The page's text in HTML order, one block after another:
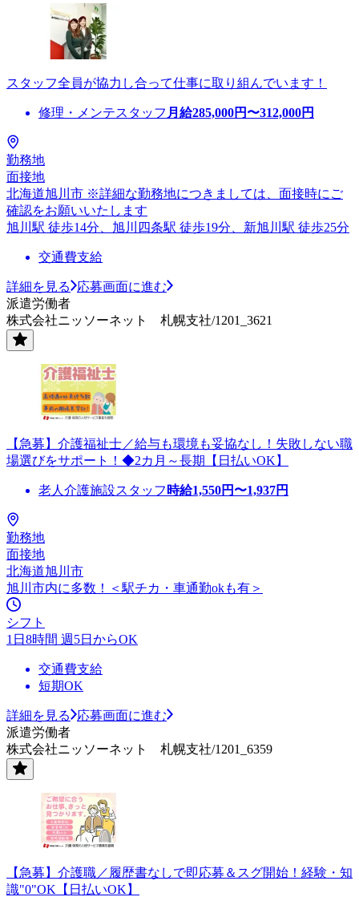
スタッフ全員が協力し合って仕事に取り組んでいます！
修理・メンテスタッフ 月給285,000円〜312,000円
勤務地
面接地
北海道旭川市 ※詳細な勤務地につきましては、面接時にご
確認をお願いいたします
旭川駅 徒歩14分、旭川四条駅 徒歩19分、新旭川駅 徒歩25分
交通費支給
詳細を見る
応募画面に進む
派遣労働者
株式会社ニッソーネット 札幌支社/1201_3621
【急募】介護福祉士／給与も環境も妥協なし！失敗しない職
場選びをサポート！◆2カ月～長期【日払いOK】
老人介護施設スタッフ 時給1,550円〜1,937円
勤務地
面接地
北海道旭川市
旭川市内に多数！＜駅チカ・車通勤okも有＞
シフト
1日8時間 週5日からOK
交通費支給
短期OK
詳細を見る
応募画面に進む
派遣労働者
株式会社ニッソーネット 札幌支社/1201_6359
【急募】介護職／履歴書なしで即応募＆スグ開始！経験・知
識"0"OK【日払いOK】